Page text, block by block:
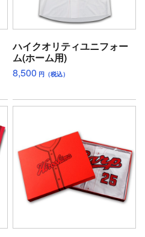
ハイクオリティユニフォー
ム(ホーム用)
8,500 円（税込）